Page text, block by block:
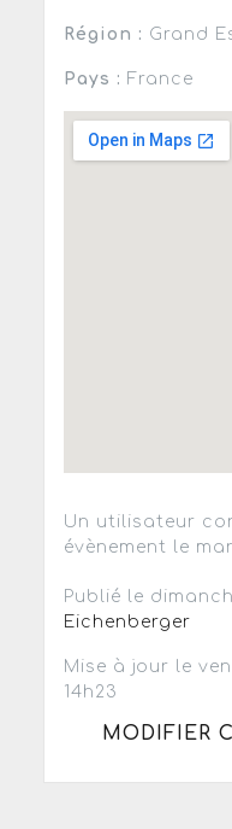
Région : Grand
Pays : France
Un utilisateur
évènement le
Publié le
Eichenberger
Mise à jour le
14h23
MODIFIER